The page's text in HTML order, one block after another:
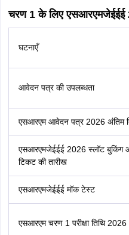
चरण 1 के लिए एसआरएमजेईईई
घटनाएँ
आवेदन पत्र की उपलब्धता
एसआरएम आवेदन पत्र 2026 अंतिम
एसआरएमजेईईई 2026 स्लॉट बुकिंग
टिकट की तारीख
एसआरएमजेईईई मॉक टेस्ट
एसआरएम चरण 1 परीक्षा तिथि 2026